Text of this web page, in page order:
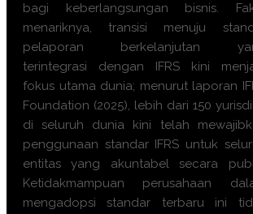
bagi keberlangsungan bisnis.
menariknya, transisi menuju
pelaporan berkelanjutan
terintegrasi dengan IFRS kini
fokus utama dunia; menurut laporan
Foundation (2025), lebih dari 150
di seluruh dunia kini telah
penggunaan standar IFRS untuk
entitas yang akuntabel secara
Ketidakmampuan perusahaan
mengadopsi standar terbaru ini